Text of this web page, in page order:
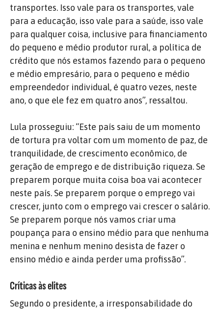
transportes. Isso vale para os transportes, vale
para a educação, isso vale para a saúde, isso vale
para qualquer coisa, inclusive para financiamento
do pequeno e médio produtor rural, a política de
crédito que nós estamos fazendo para o pequeno
e médio empresário, para o pequeno e médio
empreendedor individual, é quatro vezes, neste
ano, o que ele fez em quatro anos”, ressaltou.
Lula prosseguiu: “Este país saiu de um momento
de tortura pra voltar com um momento de paz, de
tranquilidade, de crescimento econômico, de
geração de emprego e de distribuição riqueza. Se
preparem porque muita coisa boa vai acontecer
neste país. Se preparem porque o emprego vai
crescer, junto com o emprego vai crescer o salário.
Se preparem porque nós vamos criar uma
poupança para o ensino médio para que nenhuma
menina e nenhum menino desista de fazer o
ensino médio e ainda perder uma profissão”.
Críticas às elites
Segundo o presidente, a irresponsabilidade do